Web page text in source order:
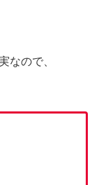
なので、